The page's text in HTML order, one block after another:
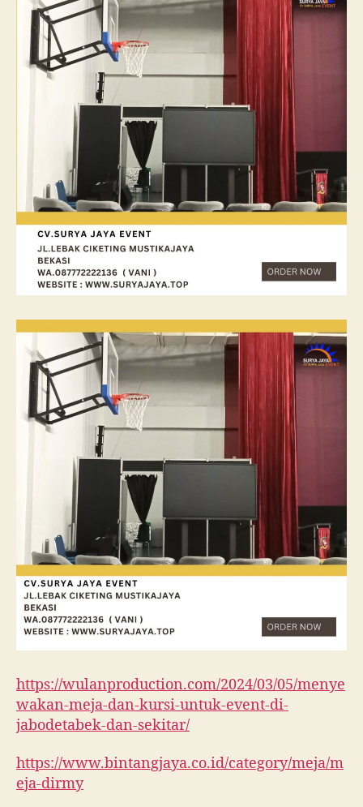
https://wulanproduction.com/2024/03/05/menye
wakan-meja-dan-kursi-untuk-event-di-
jabodetabek-dan-sekitar/
https://www.bintangjaya.co.id/category/meja/m
eja-dirmy